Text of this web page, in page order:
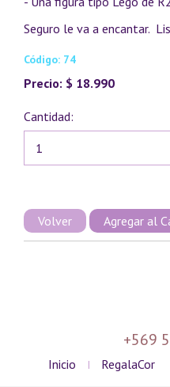
Seguro le va a encantar.
Código: 74
Precio: $ 18.990
Cantidad:
Volver
+569
Inicio I RegalaCor